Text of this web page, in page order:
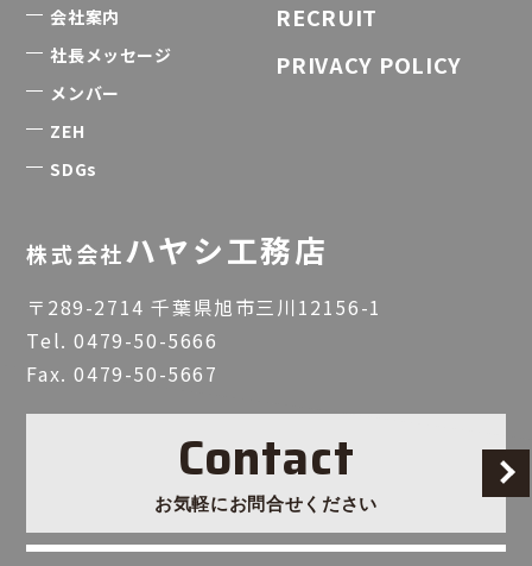
会社案内
社長メッセージ
メンバー
ZEH
SDGs
RECRUIT
PRIVACY POLICY
株式会社ハヤシ工務店
〒289-2714 千葉県旭市三川12156-1
Tel.0479-50-5666
Fax. 0479-50-5667
Contact
お気軽にお問合せください